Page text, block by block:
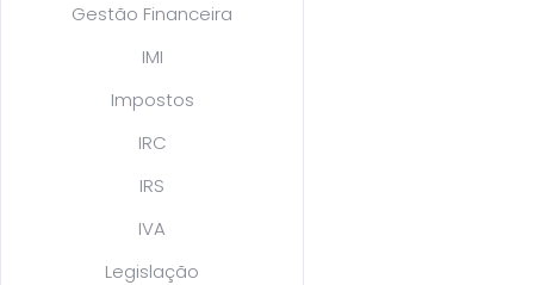
Gestão Financeira
IMI
Impostos
IRC
IRS
IVA
Legislação